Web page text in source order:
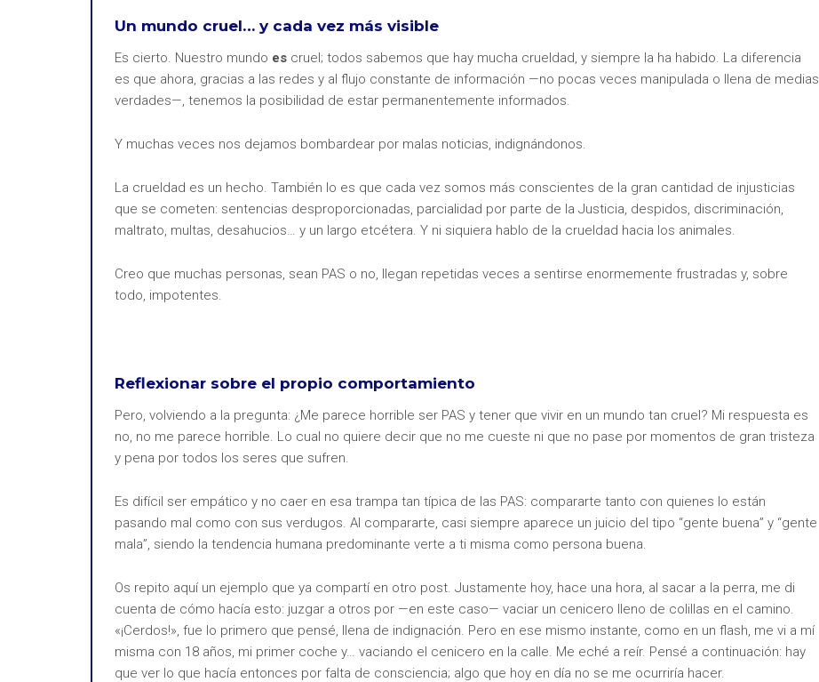
Un mundo cruel… y cada vez más visible
Es cierto. Nuestro mundo es cruel; todos sabemos que hay mucha crueldad, y siempre la ha habido. La diferencia
es que ahora, gracias a las redes y al flujo constante de información —no pocas veces manipulada o llena de medias
verdades—, tenemos la posibilidad de estar permanentemente informados.
Y muchas veces nos dejamos bombardear por malas noticias, indignándonos.
La crueldad es un hecho. También lo es que cada vez somos más conscientes de la gran cantidad de injusticias
que se cometen: sentencias desproporcionadas, parcialidad por parte de la Justicia, despidos, discriminación,
maltrato, multas, desahucios… y un largo etcétera. Y ni siquiera hablo de la crueldad hacia los animales.
Creo que muchas personas, sean PAS o no, llegan repetidas veces a sentirse enormemente frustradas y, sobre
todo, impotentes.
Reflexionar sobre el propio comportamiento
Pero, volviendo a la pregunta: ¿Me parece horrible ser PAS y tener que vivir en un mundo tan cruel? Mi respuesta es
no, no me parece horrible. Lo cual no quiere decir que no me cueste ni que no pase por momentos de gran tristeza
y pena por todos los seres que sufren.
Es difícil ser empático y no caer en esa trampa tan típica de las PAS: compararte tanto con quienes lo están
pasando mal como con sus verdugos. Al compararte, casi siempre aparece un juicio del tipo “gente buena” y “gente
mala”, siendo la tendencia humana predominante verte a ti misma como persona buena.
Os repito aquí un ejemplo que ya compartí en otro post. Justamente hoy, hace una hora, al sacar a la perra, me di
cuenta de cómo hacía esto: juzgar a otros por —en este caso— vaciar un cenicero lleno de colillas en el camino.
«¡Cerdos!», fue lo primero que pensé, llena de indignación. Pero en ese mismo instante, como en un flash, me vi a mí
misma con 18 años, mi primer coche y… vaciando el cenicero en la calle. Me eché a reír. Pensé a continuación: hay
que ver lo que hacía entonces por falta de consciencia; algo que hoy en día no se me ocurriría hacer.